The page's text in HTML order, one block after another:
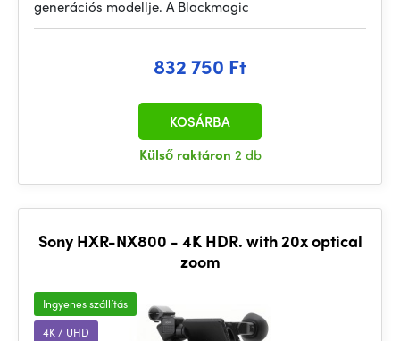
generációs modellje. A Blackmagic
832 750 Ft
Külső raktáron 2 db
KOSÁRBA
Sony HXR-NX800 - 4K HDR. with 20x optical
zoom
Ingyenes szállítás
4K / UHD